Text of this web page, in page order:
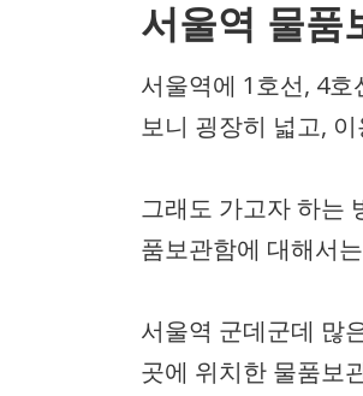
서울역 물품
서울역에 1호선, 4
보니 굉장히 넓고,
그래도 가고자 하는
품보관함에 대해서
서울역 군데군데 많
곳에 위치한 물품보